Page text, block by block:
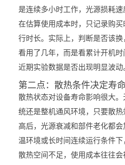
是连续多小时工作，光源损耗
在估算使用成本时，只记录购
行时长。实际上，判断是否该
看用了几年，而是看累计开机
近期实验数据是否出现明显波动
第二点：散热条件决定寿
散热状态对设备寿命影响很大
统还是整机通风环境，只要散
高后，光源衰减和部件老化都
温环境或长时间连续运行条件
散热空间不足，使用成本往往